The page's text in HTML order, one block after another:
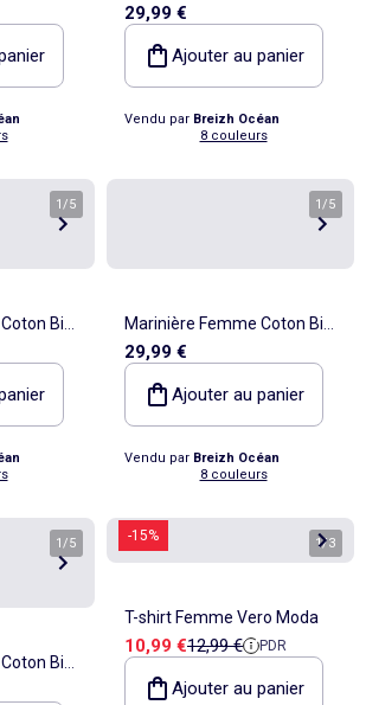
Rayé
Épais PIRIAC - Tee Shirt
Manches Longues Rayé
29,99 €
Ajouter au panier
Vendu par Breizh Océan
8 couleurs
1 /5
Bio
Rayé
1 /5
Marinière Femme Coton Bio
Épais PIRIAC - Tee Shirt
Manches Longues Rayé
29,99 €
Ajouter au panier
Vendu par Breizh Océan
8 couleurs
1 /5
Bio
-15% 1/3
T-shirt Femme Vero Moda
Prix de vente
10,99 €Prix de référence
12,99 € PDR
Ajouter au panier